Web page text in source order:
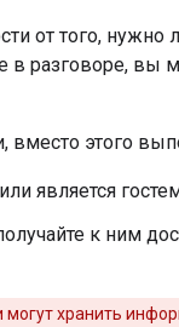
от того,
в разговоре, вы
вместо этого
является
к ним
хранить